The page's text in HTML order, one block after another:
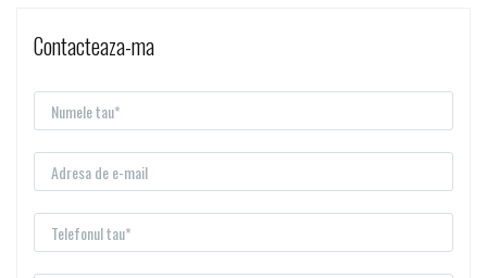
Contacteaza-ma